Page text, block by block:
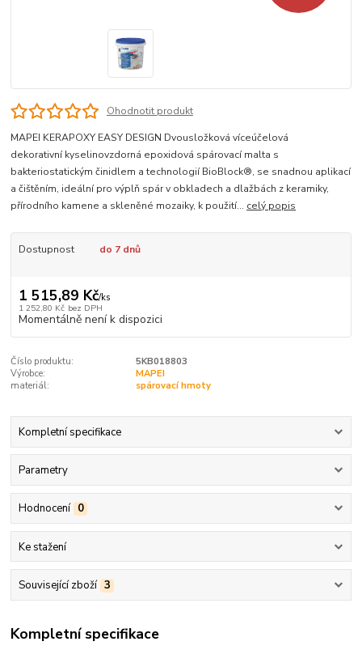
Ohodnotit produkt
MAPEI KERAPOXY EASY DESIGN Dvousložková víceúčelová
dekorativní kyselinovzdorná epoxidová spárovací malta s
bakteriostatickým činidlem a technologií BioBlock®, se snadnou aplikací
a čištěním, ideální pro výplň spár v obkladech a dlažbách z keramiky,
přírodního kamene a skleněné mozaiky, k použití... celý popis
Dostupnost do 7 dnů
1 515,89 Kč/ks
1 252,80 Kč bez DPH
Momentálně není k dispozici
Číslo produktu:
5KB018803
Výrobce:
MAPEI
materiál:
spárovací hmoty
Kompletní specifikace
Parametry
Hodnocení 0
Ke stažení
Související zboží 3
Kompletní specifikace